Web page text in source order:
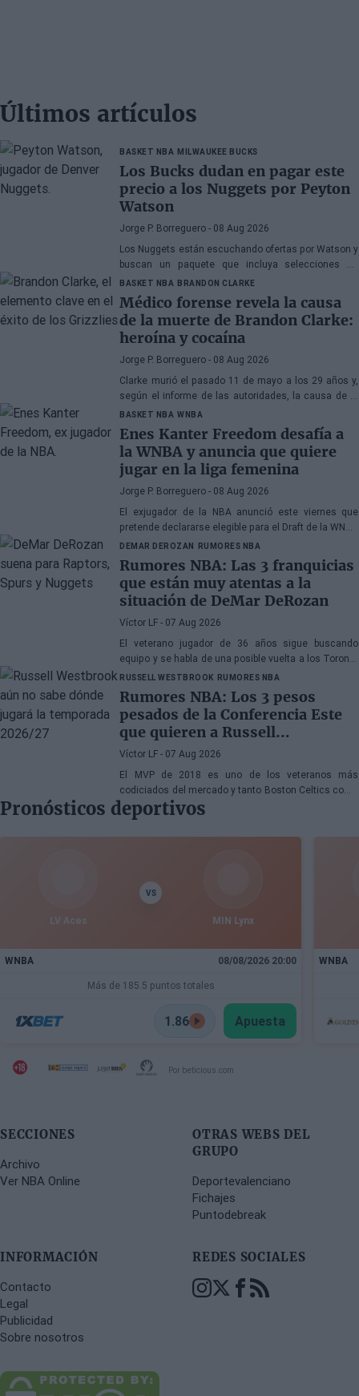
Últimos artículos
BASKET NBA MILWAUKEE BUCKS
Los Bucks dudan en pagar este
precio a los Nuggets por Peyton
Watson
Jorge P. Borreguero - 08 Aug 2026
Los Nuggets están escuchando ofertas por Watson y
buscan un paquete que incluya selecciones de
primera ronda, jóvenes talentos o una combinación
de ambos
BASKET NBA BRANDON CLARKE
Médico forense revela la causa
de la muerte de Brandon Clarke:
heroína y cocaína
Jorge P. Borreguero - 08 Aug 2026
Clarke murió el pasado 11 de mayo a los 29 años y,
según el informe de las autoridades, la causa de la
muerte fueron los efectos de la heroína y la cocaína
BASKET NBA WNBA
Enes Kanter Freedom desafía a
la WNBA y anuncia que quiere
jugar en la liga femenina
Jorge P. Borreguero - 08 Aug 2026
El exjugador de la NBA anunció este viernes que
pretende declararse elegible para el Draft de la WNBA
de 2027
DEMAR DEROZAN RUMORES NBA
Rumores NBA: Las 3 franquicias
que están muy atentas a la
situación de DeMar DeRozan
Víctor LF - 07 Aug 2026
El veterano jugador de 36 años sigue buscando
equipo y se habla de una posible vuelta a los Toronto
Raptors o San Antonio Spurs, mientras Denver
Nuggets también forma parte de la ecuación
RUSSELL WESTBROOK RUMORES NBA
Rumores NBA: Los 3 pesos
pesados de la Conferencia Este
que quieren a Russell
Westbrook
Víctor LF - 07 Aug 2026
El MVP de 2018 es uno de los veteranos más
codiciados del mercado y tanto Boston Celtics como
Cleveland Cavaliers y Detroit Pistons estarían
interesados en hacerse con sus servicios
Pronósticos deportivos
LV Aces
VS
MIN Lynx
WNBA 08/08/2026 20:00
Más de 185.5 puntos totales
1.86 Apuesta
WNBA
Por beticious.com
SECCIONES
Archivo
Ver NBA Online
OTRAS WEBS DEL
GRUPO
Deportevalenciano
Fichajes
Puntodebreak
INFORMACIÓN
Contacto
Legal
Publicidad
Sobre nosotros
REDES SOCIALES